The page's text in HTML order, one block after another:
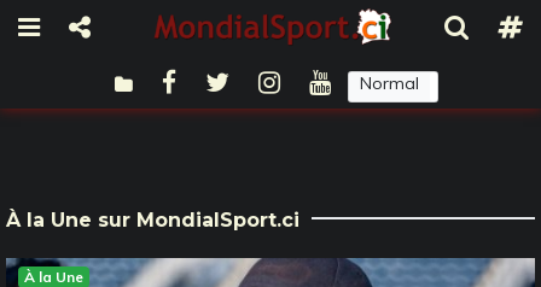
Normal
À la Une sur MondialSport.ci
À la Une